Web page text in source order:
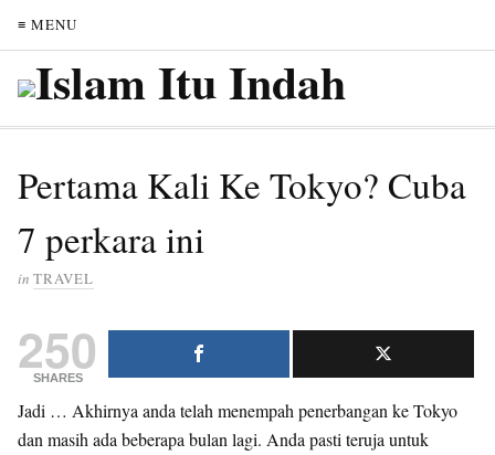
≡ MENU
Pertama Kali Ke Tokyo? Cuba
7 perkara ini
in TRAVEL
250
SHARES
Jadi … Akhirnya anda telah menempah penerbangan ke Tokyo
dan masih ada beberapa bulan lagi. Anda pasti teruja untuk